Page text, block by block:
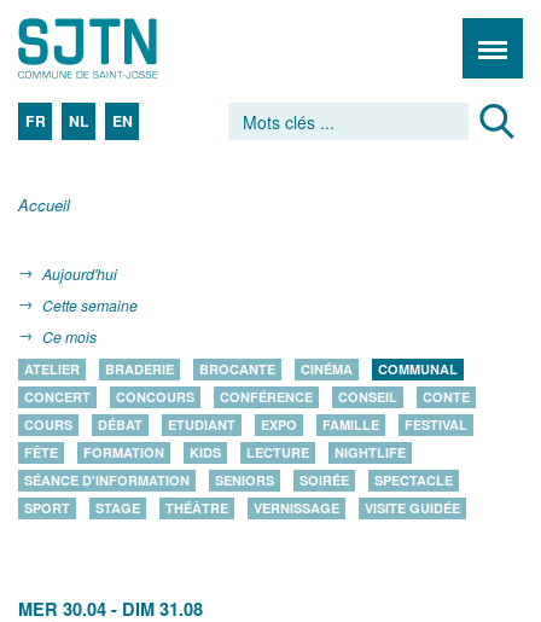
FR NL EN
Accueil
Aujourd'hui
Cette semaine
Ce mois
ATELIER BRADERIE BROCANTE CINÉMA
COMMUNAL
CONCERT
CONCOURS CONFÉRENCE CONSEIL
CONTE
COURS
DÉBAT ETUDIANT EXPO FAMILLE
FESTIVAL
FÊTE
FORMATION KIDS LECTURE
NIGHTLIFE
SÉANCE D'INFORMATION
SENIORS SOIRÉE
SPECTACLE
SPORT
STAGE THÉÂTRE VERNISSAGE VISITE GUIDÉE
MER 30.04 - DIM 31.08